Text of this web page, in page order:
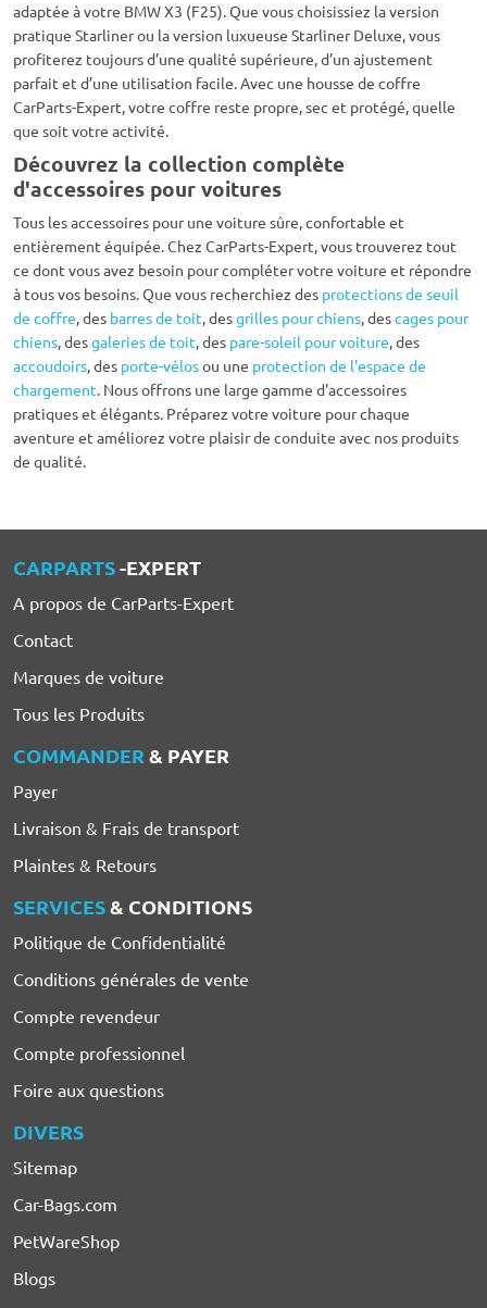
adaptée à votre BMW X3 (F25). Que vous choisissiez la version
pratique Starliner ou la version luxueuse Starliner Deluxe, vous
profiterez toujours d’une qualité supérieure, d’un ajustement
parfait et d’une utilisation facile. Avec une housse de coffre
CarParts-Expert, votre coffre reste propre, sec et protégé, quelle
que soit votre activité.
Découvrez la collection complète
d'accessoires pour voitures
Tous les accessoires pour une voiture sûre, confortable et
entièrement équipée. Chez CarParts-Expert, vous trouverez tout
ce dont vous avez besoin pour compléter votre voiture et répondre
à tous vos besoins. Que vous recherchiez des protections de seuil
de coffre, des barres de toit, desgrilles pour chiens, descages pour
chiens, desgaleries de toit, des pare-soleil pour voiture, des
accoudoirs, des porte-vélosou une protection de l'espace de
chargement. Nous offrons une large gamme d'accessoires
pratiques et élégants. Préparez votre voiture pour chaque
aventure et améliorez votre plaisir de conduite avec nos produits
de qualité.
CARPARTS-EXPERT
A propos de CarParts-Expert
Contact
Marques de voiture
Tous les Produits
COMMANDER & PAYER
Payer
Livraison & Frais de transport
Plaintes & Retours
SERVICES& CONDITIONS
Politique de Confidentialité
Conditions générales de vente
Compte revendeur
Compte professionnel
Foire aux questions
DIVERS
Sitemap
Car-Bags.com
PetWareShop
Blogs